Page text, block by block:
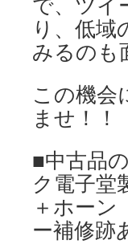
り、低域
みるのも
この機会
ませ！！
■中古品
ク電子堂
＋ホー
ー補修